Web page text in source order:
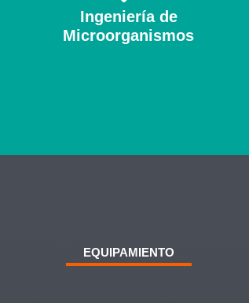
Ingeniería de
Microorganismos
EQUIPAMIENTO